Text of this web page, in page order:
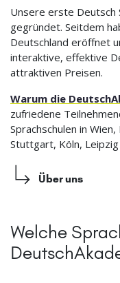
Unsere erste Deutsch
gegründet. Seitdem
Deutschland eröffnet
interaktive, effektive
attraktiven Preisen.
Warum die
zufriedene
Sprachschulen in
Stuttgart, Köln,
Über uns
Welche